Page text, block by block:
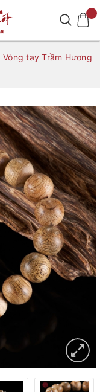
Vòng tay Trầm Hương